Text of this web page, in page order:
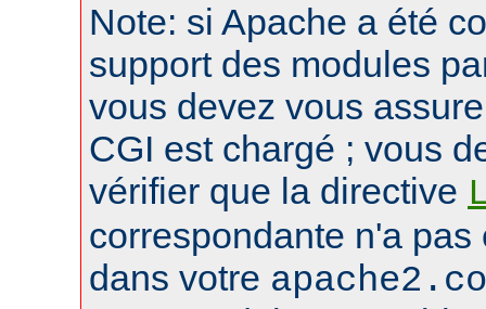
Note: si Apache a été
support des modules
vous devez vous
CGI est chargé ; vous
vérifier que la directive
correspondante n'a pas
dans votre